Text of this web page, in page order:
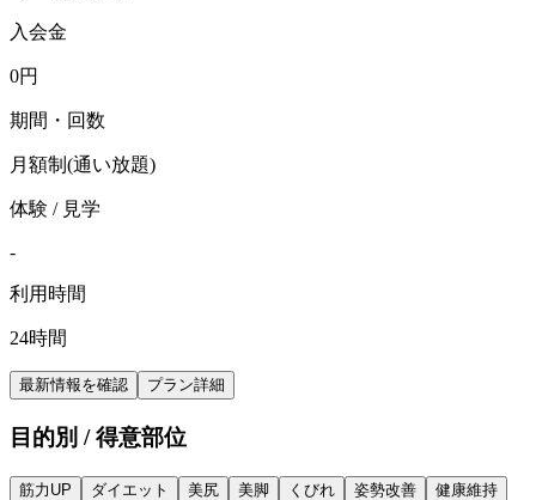
入会金
0円
期間・回数
月額制(通い放題)
体験 / 見学
-
利用時間
24時間
最新情報を確認 プラン詳細
目的別 / 得意部位
筋力UP ダイエット 美尻 美脚 くびれ 姿勢改善
健康維持